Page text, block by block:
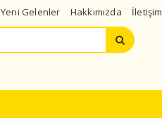
Yeni Gelenler Hakkımızda İletişim